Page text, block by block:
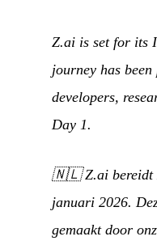
Z.ai is set for its
journey has
developers,
Day 1.
🇳🇱Z.ai
januari 2026.
gemaakt door